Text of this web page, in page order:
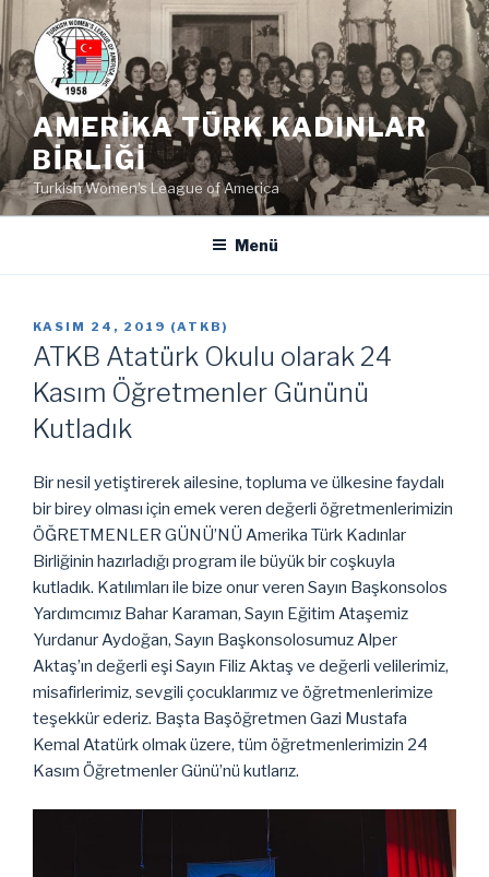
İçeriğe
geç
AMERIKA TÜRK KADINLAR
BIRLIĞI
Turkish Women's League of America
Menü
YAYIM
TARIHI
KASIM 24, 2019 (ATKB )
ATKB Atatürk Okulu olarak 24
Kasım Öğretmenler Gününü
Kutladık
Bir nesil yetiştirerek ailesine, topluma ve ülkesine faydalı
bir birey olması için emek veren değerli öğretmenlerimizin
ÖĞRETMENLER GÜNÜ’NÜ Amerika Türk Kadınlar
Birliğinin hazırladığı program ile büyük bir coşkuyla
kutladık. Katılımları ile bize onur veren Sayın Başkonsolos
Yardımcımız Bahar Karaman, Sayın Eğitim Ataşemiz
Yurdanur Aydoğan, Sayın Başkonsolosumuz Alper
Aktaş’ın değerli eşi Sayın Filiz Aktaş ve değerli velilerimiz,
misafirlerimiz, sevgili çocuklarımız ve öğretmenlerimize
teşekkür ederiz. Başta Başöğretmen Gazi Mustafa
Kemal Atatürk olmak üzere, tüm öğretmenlerimizin 24
Kasım Öğretmenler Günü’nü kutlarız.